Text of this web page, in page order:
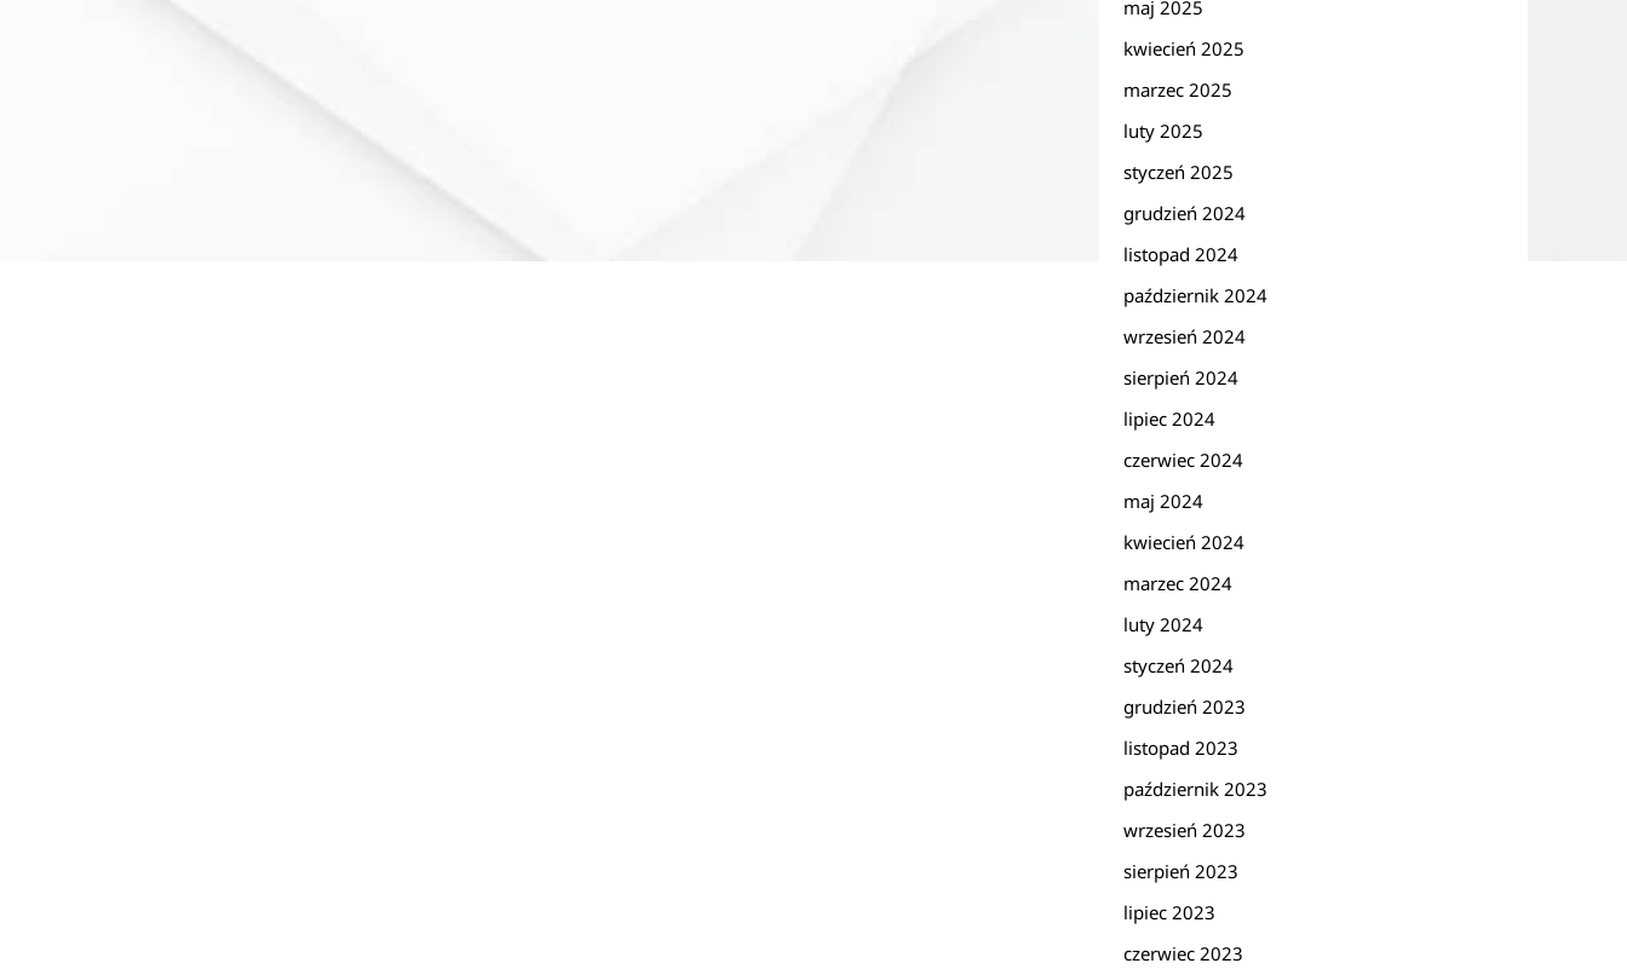
maj 2025
kwiecień 2025
marzec 2025
luty 2025
styczeń 2025
grudzień 2024
listopad 2024
październik 2024
wrzesień 2024
sierpień 2024
lipiec 2024
czerwiec 2024
maj 2024
kwiecień 2024
marzec 2024
luty 2024
styczeń 2024
grudzień 2023
listopad 2023
październik 2023
wrzesień 2023
sierpień 2023
lipiec 2023
czerwiec 2023